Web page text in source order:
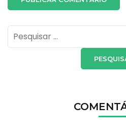
Pesquisar
por: